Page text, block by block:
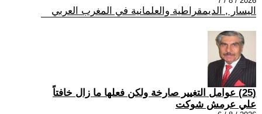
اليسار , الديمقراطية والعلمانية في المغرب العربي
(25) عوامل التغيير صارخة ولكن فعلها ما زال خافتاً
علي عرمش شوكت